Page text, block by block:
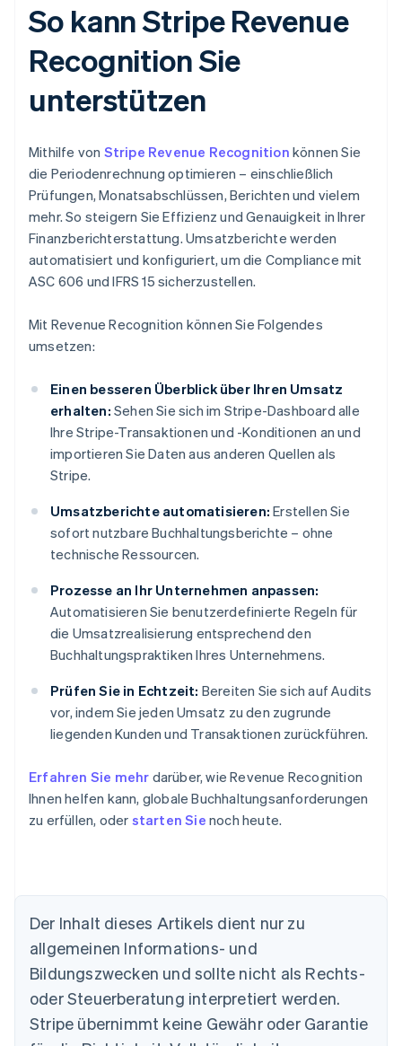
So kann Stripe Revenue
Recognition Sie
unterstützen
Mithilfe von Stripe Revenue Recognition können Sie
die Periodenrechnung optimieren – einschließlich
Prüfungen, Monatsabschlüssen, Berichten und vielem
mehr. So steigern Sie Effizienz und Genauigkeit in Ihrer
Finanzberichterstattung. Umsatzberichte werden
automatisiert und konfiguriert, um die Compliance mit
ASC 606 und IFRS 15 sicherzustellen.
Mit Revenue Recognition können Sie Folgendes
umsetzen:
Einen besseren Überblick über Ihren Umsatz
erhalten: Sehen Sie sich im Stripe-Dashboard alle
Ihre Stripe-Transaktionen und -Konditionen an und
importieren Sie Daten aus anderen Quellen als
Stripe.
Umsatzberichte automatisieren: Erstellen Sie
sofort nutzbare Buchhaltungsberichte – ohne
technische Ressourcen.
Prozesse an Ihr Unternehmen anpassen:
Automatisieren Sie benutzerdefinierte Regeln für
die Umsatzrealisierung entsprechend den
Buchhaltungspraktiken Ihres Unternehmens.
Prüfen Sie in Echtzeit: Bereiten Sie sich auf Audits
vor, indem Sie jeden Umsatz zu den zugrunde
liegenden Kunden und Transaktionen zurückführen.
Erfahren Sie mehr darüber, wie Revenue Recognition
Ihnen helfen kann, globale Buchhaltungsanforderungen
zu erfüllen, oder starten Sie noch heute.
Der Inhalt dieses Artikels dient nur zu
allgemeinen Informations- und
Bildungszwecken und sollte nicht als Rechts-
oder Steuerberatung interpretiert werden.
Stripe übernimmt keine Gewähr oder Garantie
Australien